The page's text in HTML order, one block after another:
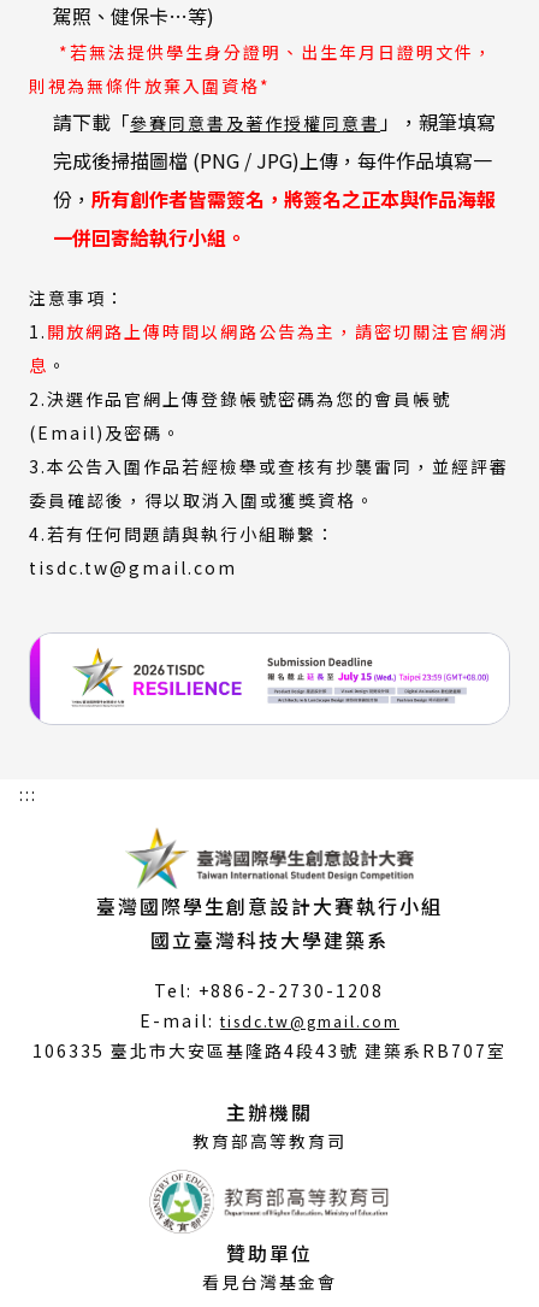
駕照、健保卡…等)
*若無法提供學生身分證明、出生年月日證明文件，
則視為無條件放棄入圍資格*
請下載「參賽同意書及著作授權同意書 (外
連
結)
（另
新
視
」，親筆填寫
完成後掃描圖檔 (PNG / JPG)上傳，每件作品填寫一
份， 所有創作者皆需簽名，將簽名之正本與作品海報
一併回寄給執行小組。
注意事項：
1. 開放網路上傳時間以網路公告為主，請密切關注官網消
息 。
2.決選作品官網上傳登錄帳號密碼為您的會員帳號
(Email)及密碼。
3.本公告入圍作品若經檢舉或查核有抄襲雷同，並經評審
委員確認後，得以取消入圍或獲獎資格。
4.若有任何問題請與執行小組聯繫：
tisdc.tw@gmail.com
:::
臺灣國際學生創意設計大賽執行小組
國立臺灣科技大學建築系
Tel: +886-2-2730-1208
E-mail:tisdc.tw@gmail.com
開
106335 臺北市大安區基隆路4段43號 建築系RB707室
主辦機關
教育部高等教育司
贊助單位
看見台灣基金會